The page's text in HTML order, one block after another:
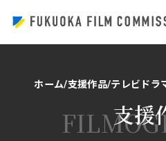
ホーム 支援作品 テレビドラ
支援